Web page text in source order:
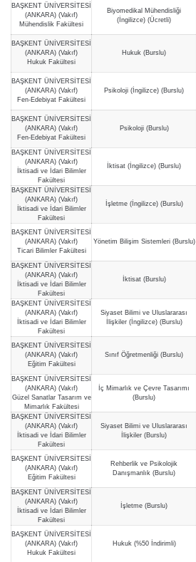
BAŞKENT ÜNİVERSİTESİ
(ANKARA) (Vakıf)
Mühendislik Fakültesi
Biyomedikal Mühendisliği
(İngilizce) (Ücretli)
BAŞKENT ÜNİVERSİTESİ
(ANKARA) (Vakıf)
Hukuk Fakültesi
Hukuk (Burslu)
BAŞKENT ÜNİVERSİTESİ
(ANKARA) (Vakıf)
Fen-Edebiyat Fakültesi
Psikoloji (İngilizce) (Burslu)
BAŞKENT ÜNİVERSİTESİ
(ANKARA) (Vakıf)
Fen-Edebiyat Fakültesi
Psikoloji (Burslu)
BAŞKENT ÜNİVERSİTESİ
(ANKARA) (Vakıf)
İktisadi ve İdari Bilimler
Fakültesi
İktisat (İngilizce) (Burslu)
BAŞKENT ÜNİVERSİTESİ
(ANKARA) (Vakıf)
İktisadi ve İdari Bilimler
Fakültesi
İşletme (İngilizce) (Burslu)
BAŞKENT ÜNİVERSİTESİ
(ANKARA) (Vakıf)
Ticari Bilimler Fakültesi
Yönetim Bilişim Sistemleri (Burslu)
BAŞKENT ÜNİVERSİTESİ
(ANKARA) (Vakıf)
İktisadi ve İdari Bilimler
Fakültesi
İktisat (Burslu)
BAŞKENT ÜNİVERSİTESİ
(ANKARA) (Vakıf)
İktisadi ve İdari Bilimler
Fakültesi
Siyaset Bilimi ve Uluslararası
İlişkiler (İngilizce) (Burslu)
BAŞKENT ÜNİVERSİTESİ
(ANKARA) (Vakıf)
Eğitim Fakültesi
Sınıf Öğretmenliği (Burslu)
BAŞKENT ÜNİVERSİTESİ
(ANKARA) (Vakıf)
Güzel Sanatlar Tasarım ve
Mimarlık Fakültesi
İç Mimarlık ve Çevre Tasarımı
(Burslu)
BAŞKENT ÜNİVERSİTESİ
(ANKARA) (Vakıf)
İktisadi ve İdari Bilimler
Fakültesi
Siyaset Bilimi ve Uluslararası
İlişkiler (Burslu)
BAŞKENT ÜNİVERSİTESİ
(ANKARA) (Vakıf)
Eğitim Fakültesi
Rehberlik ve Psikolojik
Danışmanlık (Burslu)
BAŞKENT ÜNİVERSİTESİ
(ANKARA) (Vakıf)
İktisadi ve İdari Bilimler
Fakültesi
İşletme (Burslu)
BAŞKENT ÜNİVERSİTESİ
(ANKARA) (Vakıf)
Hukuk Fakültesi
Hukuk (%50 İndirimli)